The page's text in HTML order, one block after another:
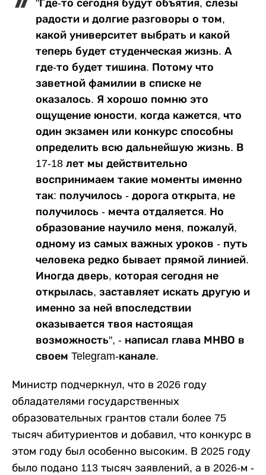
"Где-то сегодня будут объятия, слезы
радости и долгие разговоры о том,
какой университет выбрать и какой
теперь будет студенческая жизнь. А
где-то будет тишина. Потому что
заветной фамилии в списке не
оказалось. Я хорошо помню это
ощущение юности, когда кажется, что
один экзамен или конкурс способны
определить всю дальнейшую жизнь. В
17-18 лет мы действительно
воспринимаем такие моменты именно
так: получилось - дорога открыта, не
получилось - мечта отдаляется. Но
образование научило меня, пожалуй,
одному из самых важных уроков - путь
человека редко бывает прямой линией.
Иногда дверь, которая сегодня не
открылась, заставляет искать другую и
именно за ней впоследствии
оказывается твоя настоящая
возможность", - написал глава МНВО в
своем Telegram-канале.
Министр подчеркнул, что в 2026 году
обладателями государственных
образовательных грантов стали более 75
тысяч абитуриентов и добавил, что конкурс в
этом году был особенно высоким. В 2025 году
было подано 113 тысяч заявлений, а в 2026-м -